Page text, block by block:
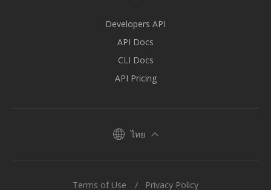
Developers API
API Docs
CLI Docs
API Pricing
ไทย
Terms of Use Privacy Policy